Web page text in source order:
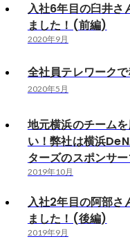
入社6年目の臼井さ
ました！(前編)
2020年9月
全社員テレワーク
2020年5月
地元横浜のチーム
い！弊社は横浜
ターズのスポンサー
2019年10月
入社2年目の阿部さ
ました！(後編)
2019年9月